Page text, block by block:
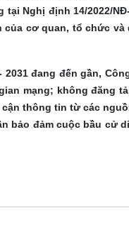
Nghị định 14/2022/
cơ quan, tổ chức và
đang đến gần,
mạng; không đăng
thông tin từ các
bảo đảm cuộc bầu cử